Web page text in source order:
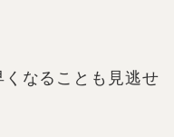
なることも見逃せ